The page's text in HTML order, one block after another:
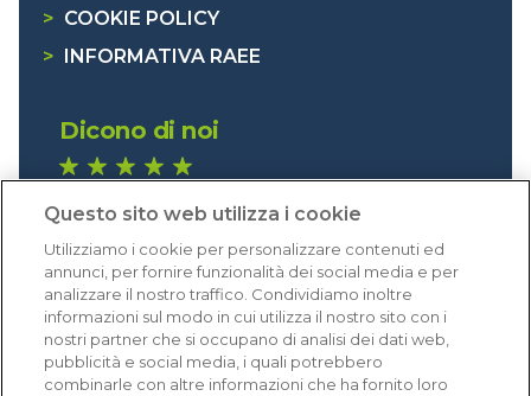
> COOKIE POLICY
>
INFORMATIVA RAEE
Dicono di noi
Eccellente (4,8)
Acquisti verificati
Questo sito web utilizza i cookie
Utilizziamo i cookie per personalizzare contenuti ed
annunci, per fornire funzionalità dei social media e per
analizzare il nostro traffico. Condividiamo inoltre
informazioni sul modo in cui utilizza il nostro sito con i
nostri partner che si occupano di analisi dei dati web,
pubblicità e social media, i quali potrebbero
combinarle con altre informazioni che ha fornito loro